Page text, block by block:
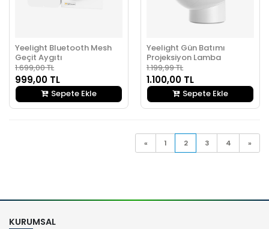
Yeelight Bluetooth Mesh
Geçit Aygıtı
1.699,00 TL
999,00 TL
Sepete Ekle
Yeelight Gün Batımı
Projeksiyon Lamba
1.199,99 TL
1.100,00 TL
Sepete Ekle
« 1 2 3 4 »
KURUMSAL